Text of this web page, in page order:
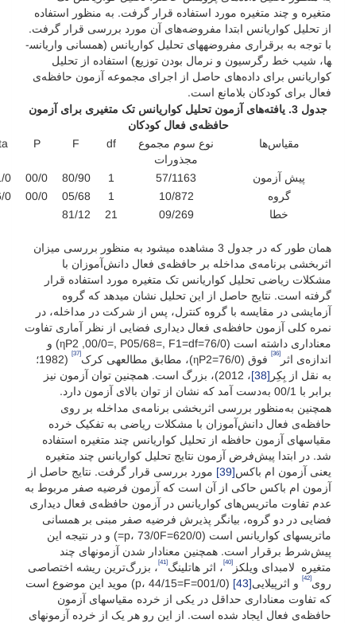
متغیره و چند متغیره مورد استفاده قرار گرفت. به منظور استفاده
از تحلیل کواریانس ابتدا مفروضه‌های آن مورد بررسی قرار گرفت.
با توجه به برقراری مفروضه­های تحلیل کواریانس (همسانی واریانس­
ها، شیب خط رگرسیون و نرمال بودن توزیع) استفاده از تحلیل
کواریانس برای داده‌های حاصل از اجرای مجموعه آزمون حافظه‌ی
فعال برای کودکان بلامانع است.
جدول 3. یافته‌های آزمون تحلیل کواریانس تک متغیری برای آزمون
حافظه‌ی فعال کودکان
مقیاس‌ها
نوع سوم مجموع
مجذورات
df
F
P
پیش آزمون 57/1163
1
80/90
00/0
0
گروه
10/872
1
05/68
00/0
0
خطا
09/269
21
81/12
همان طور که در جدول 3 مشاهده می­شود به منظور بررسی میزان
اثربخشی برنامه‌ی مداخله بر حافظه‌ی فعال دانش‌آموزان با
مشکلات ریاضی تحلیل کواریانس تک متغیره مورد استفاده قرار
گرفته است. نتایج حاصل از این تحلیل نشان می­دهد که گروه
آزمایشی در مقایسه با گروه کنترل، پس از شرکت در مداخله، در
نمره کلی آزمون حافظه‌ی فعال دیداری فضایی از نظر آماری تفاوت
معناداری داشته است (76/0=ηP2 ,00/0=, P05/68=, F1=df) و
اندازه‌ی اثر [36] فوق (76/0=ηP2)، مطابق مطالعه­ی کرک [37]
(1982؛
به نقل از بِکِر [38]
، 2012)، بزرگ است. همچنین توان آزمون نیز
برابر با 00/1 به‌دست آمد که نشان از توان بالای آزمون دارد.
همچنین به‌منظور بررسی اثربخشی برنامه‌ی مداخله بر روی
حافظه‌ی فعال دانش‌آموزان با مشکلات ریاضی به تفکیک خرده
مقیاس­های آزمون حافظه از تحلیل کواریانس چند متغیره استفاده
شد. در ابتدا پیش‌فرض آزمون نتایج تحلیل کواریانس چند متغیره
یعنی آزمون ام باکس[39]
مورد بررسی قرار گرفت. نتایج حاصل از
آزمون ام باکس حاکی از آن است که آزمون فرضیه صفر مربوط به
عدم تفاوت ماتریس‌های کواریانس در آزمون حافظه‌ی فعال دیداری
فضایی در دو گروه، بیانگر پذیرش فرضیه صفر مبنی بر همسانی
ماتریس­های کواریانس است (620/0=p، 73/0F=) و در نتیجه این
پیش‌شرط برقرار است. همچنین معنادار شدن آزمون­های چند
متغیره لامبدای ویلکز [40] ، اثر هاتلینگ[41]
، بزرگ‌ترین ریشه اختصاصی
روی[42] و اثرپیلایی[43]
(001/0=p، 44/15=F) موید این موضوع است
که تفاوت معناداری حداقل در یکی از خرده مقیاس­های آزمون
حافظه‌ی فعال ایجاد شده است. از این رو هر یک از خرده آزمون­های